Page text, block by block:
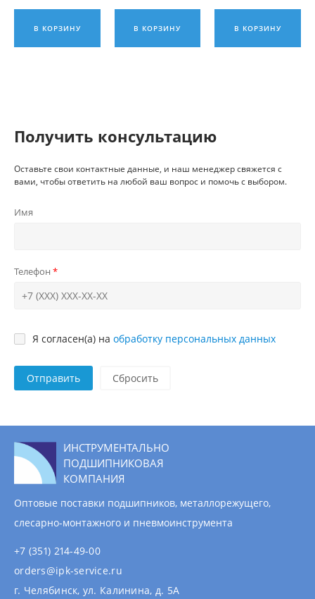
В КОРЗИНУ В КОРЗИНУ В КОРЗИНУ
Получить консультацию
Оставьте свои контактные данные, и наш менеджер свяжется с
вами, чтобы ответить на любой ваш вопрос и помочь с выбором.
Имя
Телефон
Я согласен(а) на обработку персональных данных
Отправить
ИНСТРУМЕНТАЛЬНО
ПОДШИПНИКОВАЯ
КОМПАНИЯ
Оптовые поставки подшипников, металлорежущего,
слесарно-монтажного и пневмоинструмента
+7 (351) 214-49-00
orders@ipk-service.ru
г. Челябинск, ул. Калинина, д. 5А